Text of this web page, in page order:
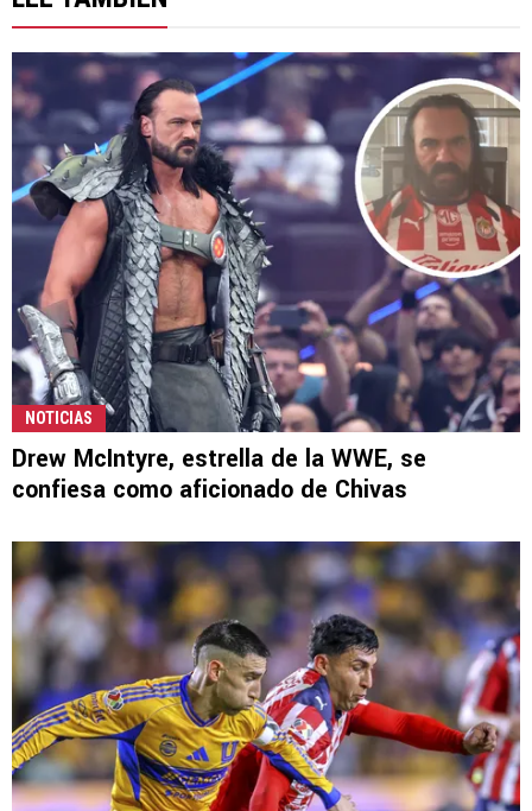
NOTICIAS
Drew McIntyre, estrella de la WWE, se
confiesa como aficionado de Chivas